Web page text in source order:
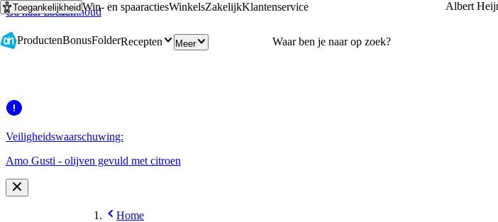
Ga naar hoofdinhoud
Ga naar zoeken
ToegankelijkheidWin- en spaaractiesWinkelsZakelijkKlantenservice Albert
ProductenBonusFolderRecepten Meer
Veiligheidswaarschuwing:
Amo Gusti - olijven gevuld met citroen
Home